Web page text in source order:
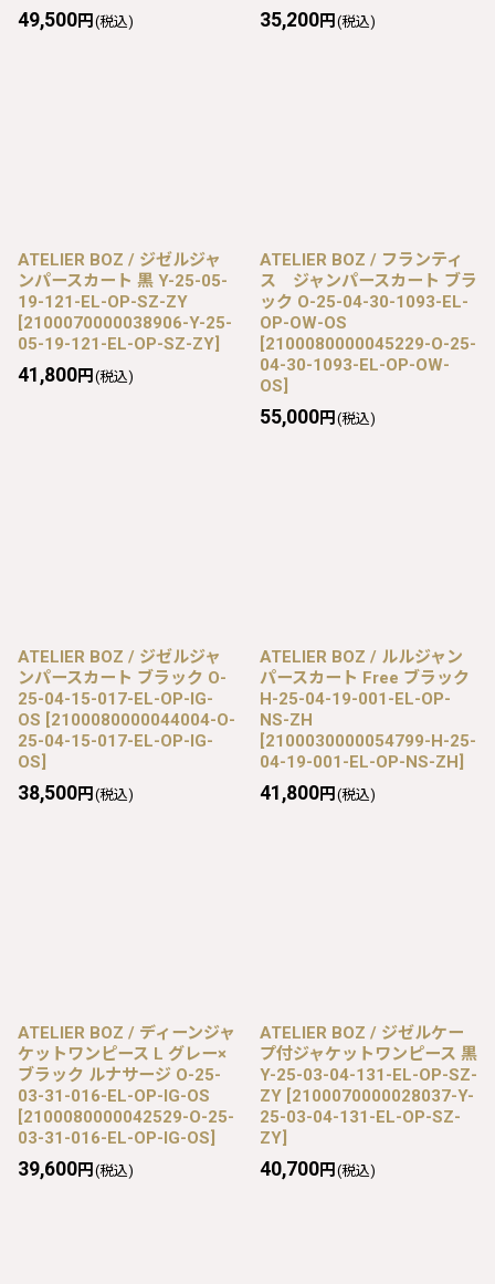
49,500円 (税込) 35,200円 (税込)
ATELIER BOZ / ジゼルジャ
ンパースカート 黒 Y-25-05-
19-121-EL-OP-SZ-ZY
[2100070000038906-Y-25-
05-19-121-EL-OP-SZ-ZY]
41,800円 (税込)
ATELIER BOZ / フランティ
ス ジャンパースカート ブラ
ック O-25-04-30-1093-EL-
OP-OW-OS
[2100080000045229-O-25-
04-30-1093-EL-OP-OW-
OS]
55,000円 (税込)
ATELIER BOZ / ジゼルジャ
ンパースカート ブラック O-
25-04-15-017-EL-OP-IG-
OS [2100080000044004-O-
25-04-15-017-EL-OP-IG-
OS]
38,500円 (税込)
ATELIER BOZ / ルルジャン
パースカート Free ブラック
H-25-04-19-001-EL-OP-
NS-ZH
[2100030000054799-H-25-
04-19-001-EL-OP-NS-ZH]
41,800円 (税込)
ATELIER BOZ / ディーンジャ
ケットワンピース L グレー×
ブラック ルナサージ O-25-
03-31-016-EL-OP-IG-OS
[2100080000042529-O-25-
03-31-016-EL-OP-IG-OS]
39,600円 (税込)
ATELIER BOZ / ジゼルケー
プ付ジャケットワンピース 黒
Y-25-03-04-131-EL-OP-SZ-
ZY [2100070000028037-Y-
25-03-04-131-EL-OP-SZ-
ZY]
40,700円 (税込)